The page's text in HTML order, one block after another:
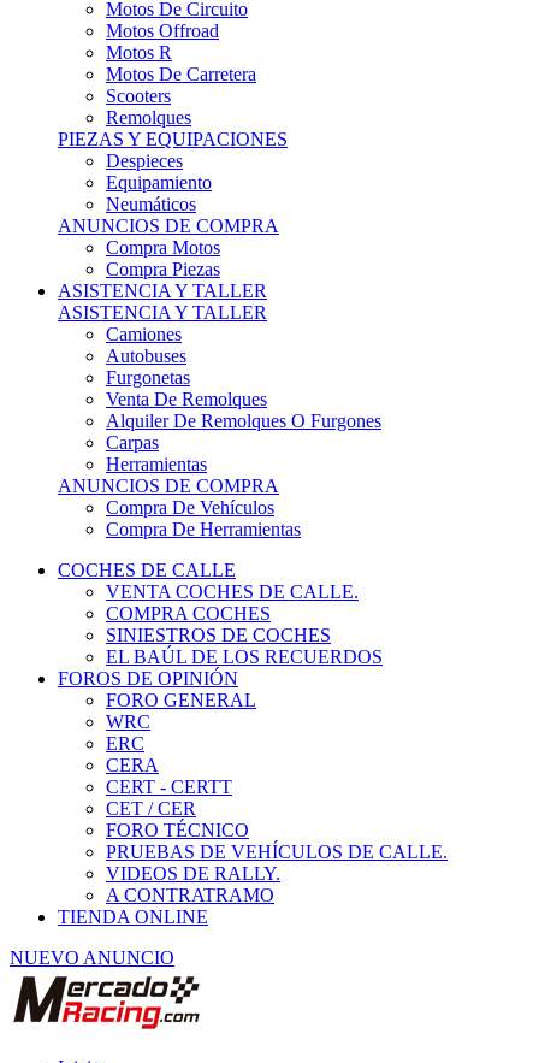
Motos R
Motos De Carretera
Scooters
Remolques
PIEZAS Y EQUIPACIONES
Despieces
Equipamiento
Neumáticos
ANUNCIOS DE COMPRA
Compra Motos
Compra Piezas
ASISTENCIA Y TALLER
ASISTENCIA Y TALLER
Camiones
Autobuses
Furgonetas
Venta De Remolques
Alquiler De Remolques O Furgones
Carpas
Herramientas
ANUNCIOS DE COMPRA
Compra De Vehículos
Compra De Herramientas
COCHES DE CALLE
VENTA COCHES DE CALLE.
COMPRA COCHES
SINIESTROS DE COCHES
EL BAÚL DE LOS RECUERDOS
FOROS DE OPINIÓN
FORO GENERAL
WRC
ERC
CERA
CERT - CERTT
CET / CER
FORO TÉCNICO
PRUEBAS DE VEHÍCULOS DE CALLE.
VIDEOS DE RALLY.
A CONTRATRAMO
TIENDA ONLINE
NUEVO ANUNCIO
Piezas de Competición